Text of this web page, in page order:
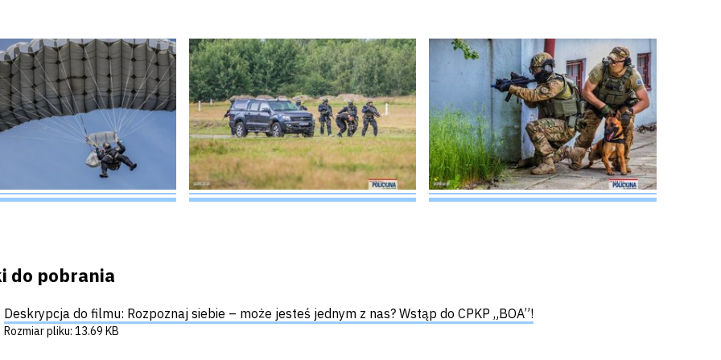
do pobrania
Deskrypcja do filmu: Rozpoznaj siebie – może jesteś jednym z nas? Wstąp do CPKP „BOA”!
Rozmiar pliku: 13.69 KB